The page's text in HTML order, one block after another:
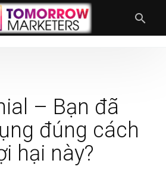
– Bạn đã
đúng cách
hại này?